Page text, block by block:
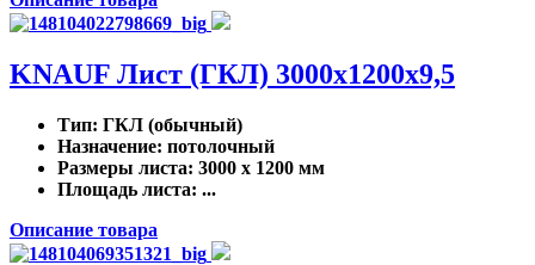
KNAUF Лист (ГКЛ) 3000x1200x9,5
Тип: ГКЛ (обычный)
Назначение: потолочный
Размеры листа: 3000 x 1200 мм
Площадь листа: ...
Описание товара